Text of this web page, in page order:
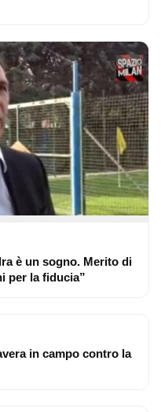
è un sogno. Merito di
per la fiducia”
in campo contro la